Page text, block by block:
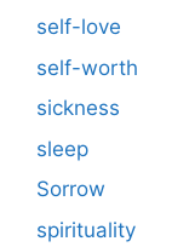
self-love
self-worth
sickness
sleep
Sorrow
spirituality